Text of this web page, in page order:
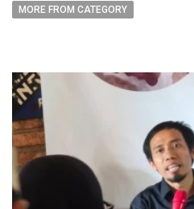
MORE FROM CATEGORY